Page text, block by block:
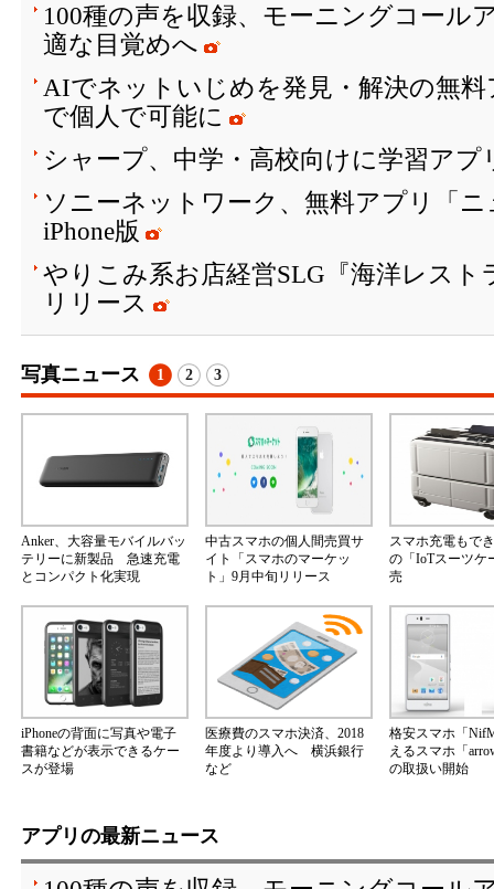
100種の声を収録、モーニングコール
適な目覚めへ
AIでネットいじめを発見・解決の無
で個人で可能に
シャープ、中学・高校向けに学習アプ
ソニーネットワーク、無料アプリ「
iPhone版
やりこみ系お店経営SLG『海洋レス
リリース
写真ニュース 1 2 3
Anker、大容量モバイルバッ
テリーに新製品 急速充電
とコンパクト化実現
中古スマホの個人間売買サ
イト「スマホのマーケッ
ト」9月中旬リリース
スマホ充電もで
の「IoTスーツケ
売
iPhoneの背面に写真や電子
書籍などが表示できるケー
スが登場
医療費のスマホ決済、2018
年度より導入へ 横浜銀行
など
格安スマホ「
えるスマホ「
の取扱い開始
アプリの最新ニュース